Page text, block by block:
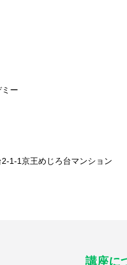
ー
1-1京王めじろ台マンション
講座に